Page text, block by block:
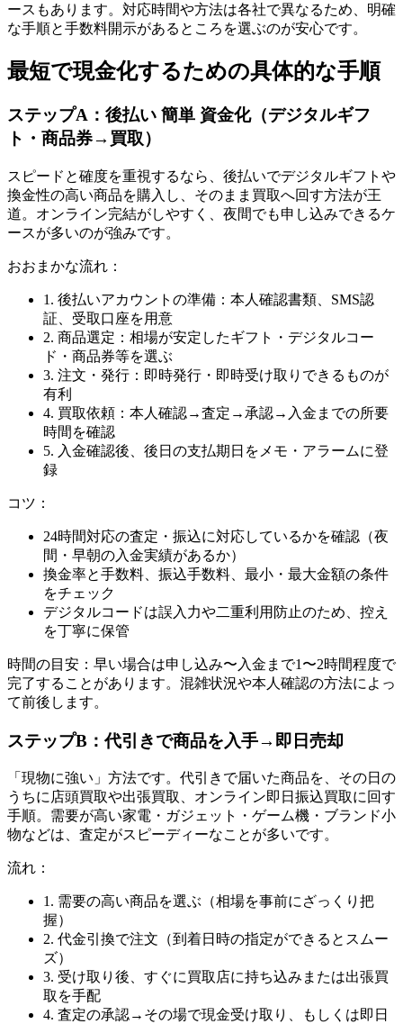
ースもあります。対応時間や方法は各社で異なるため、明確
な手順と手数料開示があるところを選ぶのが安心です。
最短で現金化するための具体的な手順
ステップA：後払い 簡単 資金化（デジタルギフ
ト・商品券→買取）
スピードと確度を重視するなら、後払いでデジタルギフトや
換金性の高い商品を購入し、そのまま買取へ回す方法が王
道。オンライン完結がしやすく、夜間でも申し込みできるケ
ースが多いのが強みです。
おおまかな流れ：
1. 後払いアカウントの準備：本人確認書類、SMS認
証、受取口座を用意
2. 商品選定：相場が安定したギフト・デジタルコー
ド・商品券等を選ぶ
3. 注文・発行：即時発行・即時受け取りできるものが
有利
4. 買取依頼：本人確認→査定→承認→入金までの所要
時間を確認
5. 入金確認後、後日の支払期日をメモ・アラームに登
録
コツ：
24時間対応の査定・振込に対応しているかを確認（夜
間・早朝の入金実績があるか）
換金率と手数料、振込手数料、最小・最大金額の条件
をチェック
デジタルコードは誤入力や二重利用防止のため、控え
を丁寧に保管
時間の目安：早い場合は申し込み〜入金まで1〜2時間程度で
完了することがあります。混雑状況や本人確認の方法によっ
て前後します。
ステップB：代引きで商品を入手→即日売却
「現物に強い」方法です。代引きで届いた商品を、その日の
うちに店頭買取や出張買取、オンライン即日振込買取に回す
手順。需要が高い家電・ガジェット・ゲーム機・ブランド小
物などは、査定がスピーディーなことが多いです。
流れ：
1. 需要の高い商品を選ぶ（相場を事前にざっくり把
握）
2. 代金引換で注文（到着日時の指定ができるとスムー
ズ）
3. 受け取り後、すぐに買取店に持ち込みまたは出張買
取を手配
4. 査定の承認→その場で現金受け取り、もしくは即日